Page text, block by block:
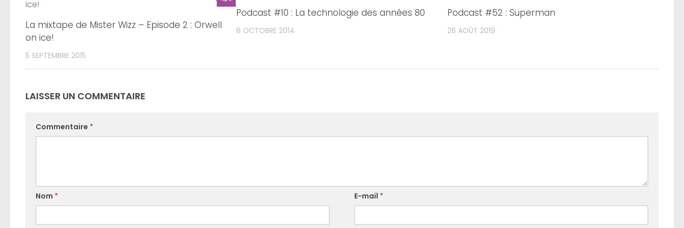
La mixtape de Mister Wizz – Episode 2 : Orwell
on ice!
5 SEPTEMBRE 2015
Podcast #10 : La technologie des années 80
8 OCTOBRE 2014
Podcast #52 : Superman
26 AOÛT 2019
LAISSER UN COMMENTAIRE
Commentaire *
Nom * E-mail *